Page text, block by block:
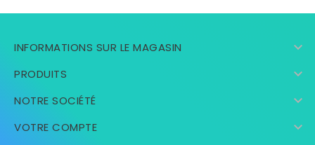
INFORMATIONS SUR LE MAGASIN 
PRODUITS 
NOTRE SOCIÉTÉ 
VOTRE COMPTE 